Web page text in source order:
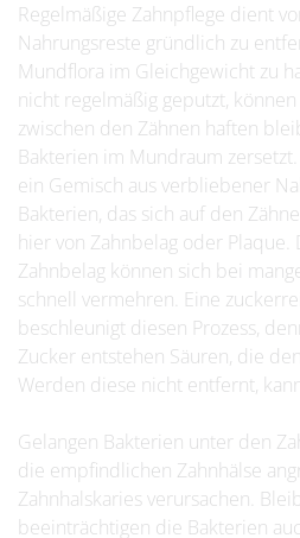
Regelmäßige Zahnpflege dient
Nahrungsreste gründlich zu
Mundflora im Gleichgewicht zu
nicht regelmäßig geputzt,
zwischen den Zähnen haften
Bakterien im Mundraum
ein Gemisch aus verbliebener
Bakterien, das sich auf den
hier von Zahnbelag oder Plaque.
Zahnbelag können sich bei
schnell vermehren. Eine
beschleunigt diesen Prozess,
Zucker entstehen Säuren, die
Werden diese nicht entfernt,
Gelangen Bakterien unter den
die empfindlichen Zahnhälse
Zahnhalskaries verursachen.
beeinträchtigen die Bakterien